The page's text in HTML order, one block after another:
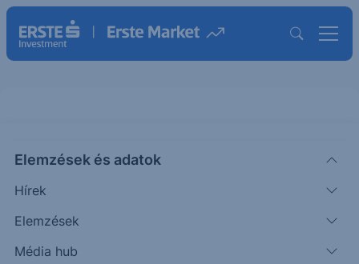
Elemzések és adatok
Hírek
Elemzések
Média hub
MRVL(USA)
Marvell Tech GRP
218.72
Időpont: 26.08.07. 22:00